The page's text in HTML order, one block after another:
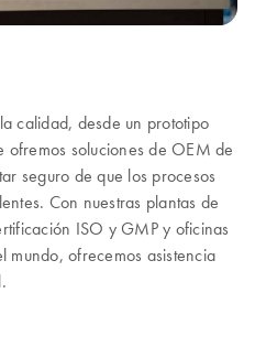
calidad, desde un prototipo
soluciones de OEM de
seguro de que los procesos
Con nuestras plantas de
ISO y GMP y oficinas
mundo, ofrecemos asistencia